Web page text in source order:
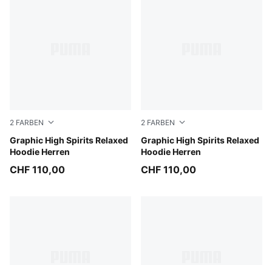
2 FARBEN
Graphic High Spirits Relaxed
Hoodie Herren
Light Gray Heather
CHF 110,00
2 FARBEN
Graphic High Spirits Relaxed
Hoodie Herren
Puma Black
CHF 110,00